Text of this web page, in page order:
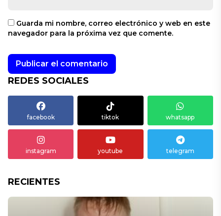
Guarda mi nombre, correo electrónico y web en este
navegador para la próxima vez que comente.
REDES SOCIALES
facebook tiktok whatsapp
instagram youtube telegram
RECIENTES